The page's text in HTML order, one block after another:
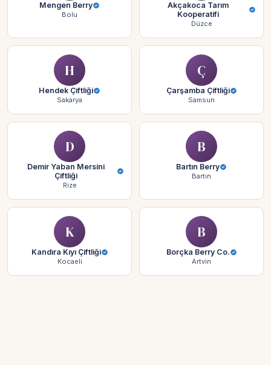
Mengen Berry
Bolu
Akçakoca Tarım
Kooperatifi
Düzce
H
Hendek Çiftliği
Sakarya
Ç
Çarşamba Çiftliği
Samsun
D
Demir Yaban Mersini
Çiftliği
Rize
B
Bartın Berry
Bartın
K
Kandıra Kıyı Çiftliği
Kocaeli
B
Borçka Berry Co.
Artvin